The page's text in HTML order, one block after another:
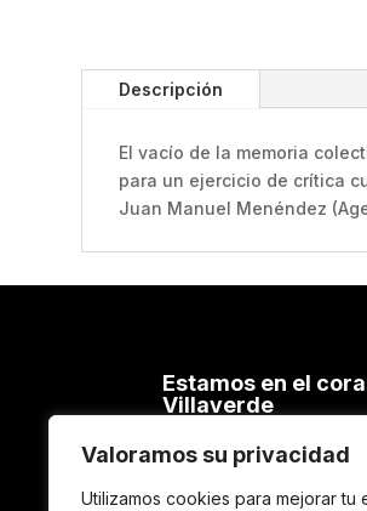
Valoramos su privacidad
Utilizamos cookies para mejorar tu
Descripción
El vacío de la memoria
para un ejercicio de crítica
Juan Manuel Menéndez
Estamos en el
Villaverde
C/ Cacereños, 54 –
TEL. 91 798 69 11